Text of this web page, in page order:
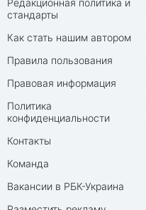
Редакционная политика и
стандарты
Как стать нашим автором
Правила пользования
Правовая информация
Политика
конфиденциальности
Контакты
Команда
Вакансии в РБК-Украина